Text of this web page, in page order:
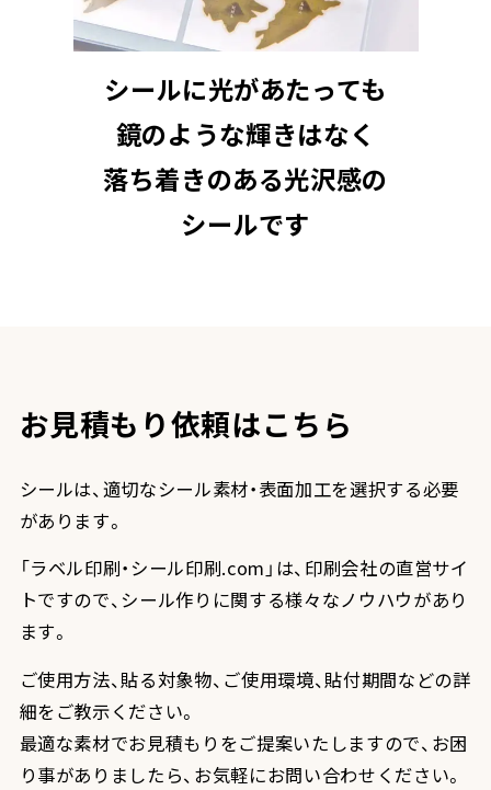
シールに光があたっても
鏡のような輝きはなく
落ち着きのある光沢感の
シールです
お見積もり依頼はこちら
シールは、適切なシール素材・表面加工を選択する必要
があります。
「ラベル印刷・シール印刷.com」は、印刷会社の直営サイ
トですので、シール作りに関する様々なノウハウがあり
ます。
ご使用方法、貼る対象物、ご使用環境、貼付期間などの詳
細をご教示ください。
最適な素材でお見積もりをご提案いたしますので、お困
り事がありましたら、お気軽にお問い合わせください。